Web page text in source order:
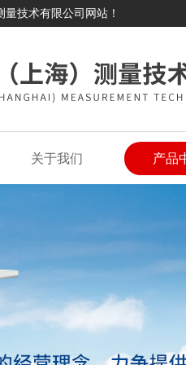
技术有限公司网站！
关于我们 产品